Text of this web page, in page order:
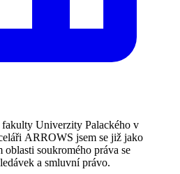
fakulty Univerzity Palackého v
ARROWS jsem se již jako
soukromého práva se
a smluvní právo.